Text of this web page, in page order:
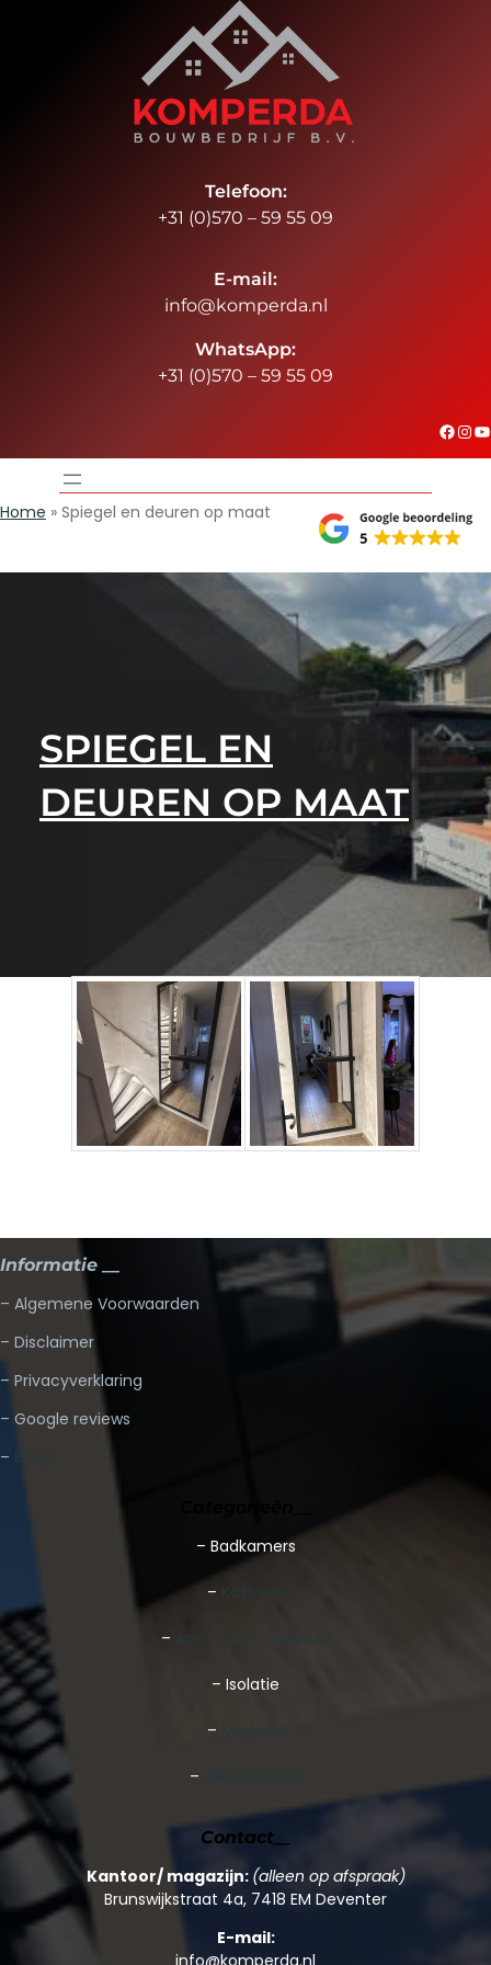
Telefoon:
+31 (0)570 – 59 55 09
E-mail:
info@komperda.nl
WhatsApp:
+31 (0)570 – 59 55 09
# InstagramYouTube
Home » Spiegel en deuren op maat
SPIEGEL EN
DEUREN OP MAAT
Informatie __
– Algemene Voorwaarden
– Disclaimer
– Privacyverklaring
– Google reviews
–
– Badkamers
– Kozijnen
– Aan-, uit en opbouw
– Isolatie
– Keukens
–
Contact__
Kantoor/ magazijn: (alleen op afspraak)
Brunswijkstraat 4a, 7418 EM Deventer
E-mail: